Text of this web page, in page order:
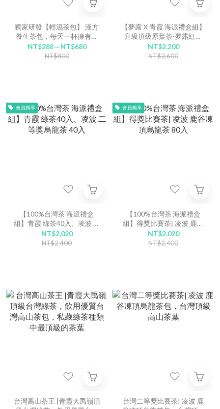
獨家研發【輕濕茶包】 漢方
養生茶包，每天一杯擁有好
氣色
NT$288 ~ NT$680
NT$800
【夢露 X 青霞 海派禮盒組】
升級頂級原葉茶-夢露紅茶
40入 | 青霞 大禹嶺高山綠茶
40入
NT$2,200
NT$2,600
會員獨享
【100%台灣茶 海派禮盒
組】青霞 綠茶40入、凌波 二
等獎烏龍茶 40入
NT$2,020
NT$2,400
會員獨享
【100%台灣茶 海派禮盒
組】得獎比賽茶| 凌波 鹿谷
凍頂烏龍茶 80入
NT$2,020
NT$2,400
台灣高山茶王 |青霞大禹嶺頂
台灣二等獎比賽茶| 凌波 鹿